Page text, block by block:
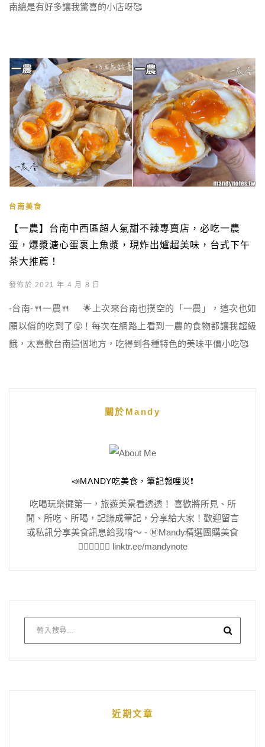
南總是有好多讓我驚喜的小店呀🥰
台南美食
【一農】台南中西區超人氣甜不辣專賣店，必吃一農
蛋，爆漿溏心蛋裹上魚漿，現炸出爐超美味，台式下午
茶大推薦！
發佈於 2021 年 4 月 8 日
-台南-🍴一農🍴 🌟上次來台南也撲空的「一農」，這次也如
願以償的吃到了😤！每次在網路上看到一農的食物都讓我超級
餓，太喜歡台南這個地方，吃得到各種特色的美味平價小吃🥰
關於Mandy
📣MANDY吃美食，筆記報哩災❗️
吃喝玩樂擺第一，旅遊美景看透透！ 喜歡將所見、所
聞、所吃、所喝，記錄成筆記，分享給大家！歡迎留言
或私訊分享美食訊息給我唷～ - Ⓜ️Mandy精選團購美食
👇🏻👇🏻👇🏻 linktr.ee/mandynote
近期文章